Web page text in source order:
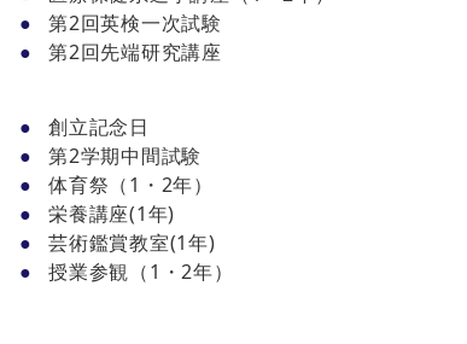
第2回英検一次試験
第2回先端研究講座
創立記念日
第2学期中間試験
体育祭（1・2年）
栄養講座(1年)
芸術鑑賞教室(1年)
授業参観（1・2年）